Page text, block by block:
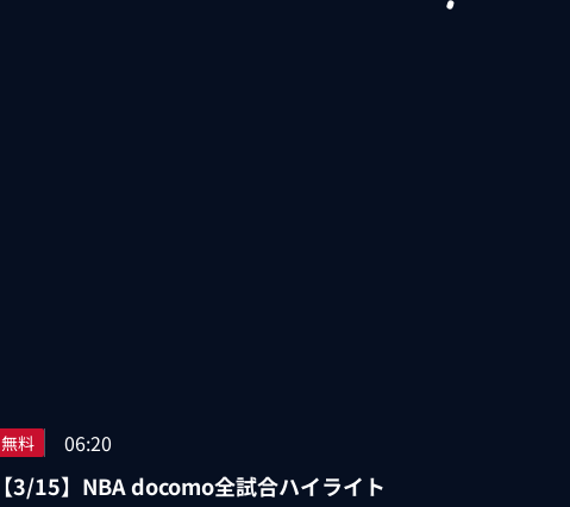
無料 06:20
【3/15】NBA docomo全試合ハイライト